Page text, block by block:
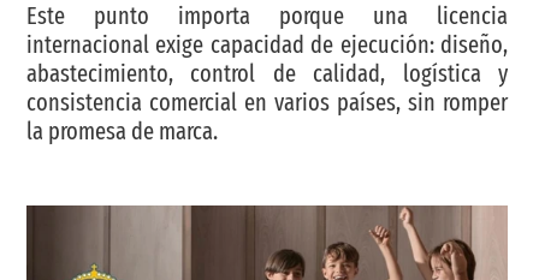
Este punto importa porque una licencia
internacional exige capacidad de ejecución: diseño,
abastecimiento, control de calidad, logística y
consistencia comercial en varios países, sin romper
la promesa de marca.